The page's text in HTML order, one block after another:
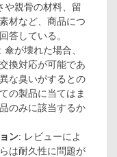
や親骨の材料、留
材など、商品につ
答している。
: 傘が壊れた場合、
換対応が可能であ
な臭いがするとの
の製品に当てはま
のみに該当するか
ン: レビューによ
は耐久性に問題が